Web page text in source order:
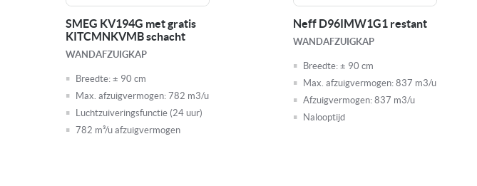
SMEG KV194G met gratis
KITCMNKVMB schacht
WANDAFZUIGKAP
Breedte: ± 90 cm
Max. afzuigvermogen: 782 m3/u
Luchtzuiveringsfunctie (24 uur)
782 m³/u afzuigvermogen
Neff D96IMW1G1 restant
WANDAFZUIGKAP
Breedte: ± 90 cm
Max. afzuigvermogen: 837 m3/u
Afzuigvermogen: 837 m3/u
Nalooptijd